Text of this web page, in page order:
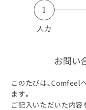
1
入力
お問い
このたびは、Comfeel
ます。
ご記入いただいた内容